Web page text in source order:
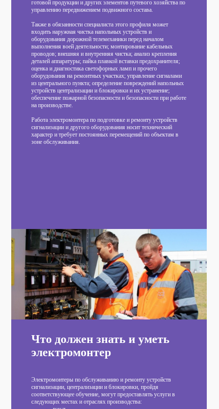
готовой продукции и других элементов путевого хозяйства по
управлению передвижением подвижного состава.
Также в обязанности специалиста этого профиля может
входить наружная чистка напольных устройств и
оборудования дорожной телемеханики перед началом
выполнения воей деятельности; монтирование кабельных
проводов; внешняя и внутренняя чистка; анализ крепления
деталей аппаратуры; пайка плавкой вставки предохранителя;
оценка и диагностика светофорных ламп и прочего
оборудования на ремонтных участках; управление сигналами
из центрального пункта; определение повреждений напольных
устройств централизации и блокировки и их устранение;
обеспечение пожарной безопасности и безопасности при работе
на производстве.
Работа электромонтера по подготовке и ремонту устройств
сигнализации и другого оборудования носит технический
характер и требует постоянных перемещений по объектам в
зоне обслуживания.
Что должен знать и уметь
электромонтер
Электромонтеры по обслуживанию и ремонту устройств
сигнализации, централизации и блокировки, пройдя
соответствующее обучение, могут предоставлять услуги в
следующих местах и отраслях производства: